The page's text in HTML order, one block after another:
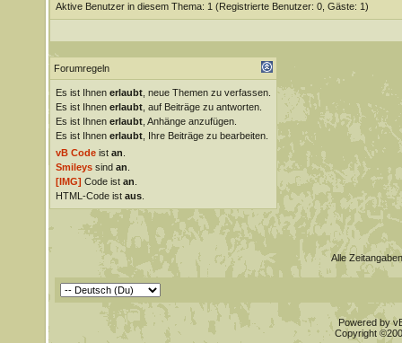
Aktive Benutzer in diesem Thema: 1 (Registrierte Benutzer: 0, Gäste: 1)
Forumregeln
Es ist Ihnen erlaubt, neue Themen zu verfassen.
Es ist Ihnen erlaubt, auf Beiträge zu antworten.
Es ist Ihnen erlaubt, Anhänge anzufügen.
Es ist Ihnen erlaubt, Ihre Beiträge zu bearbeiten.
vB Codeist an
Smileyssind an
[IMG] Code ist an
HTML-Code ist aus.
Alle
Powered by
Copyright